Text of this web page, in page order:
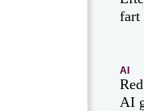
fart
AI
AI